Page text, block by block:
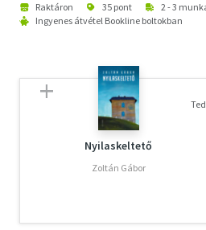
Raktáron 35 pont
2 - 3
Ingyenes átvétel Bookline boltokban
Nyilaskeltető
Zoltán Gábor